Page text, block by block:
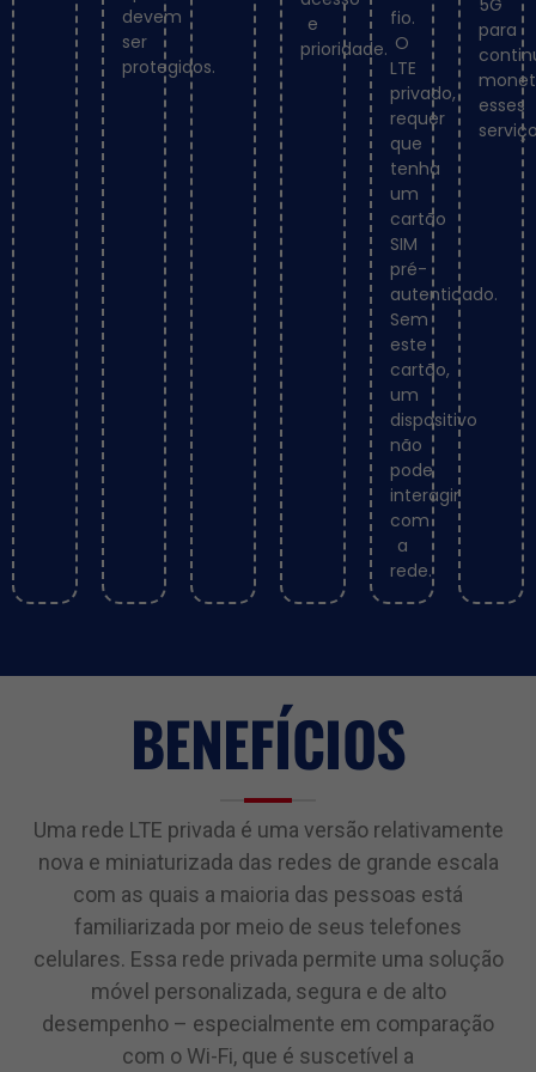
devem
ser
protegidos.
e
prioridade.
fio.
O
LTE
privado,
requer
que
tenha
um
cartão
SIM
pré-
autenticado.
Sem
este
cartão,
um
dispositivo
não
pode
interagir
com
a
rede.
5G
para
esses
BENEFÍCIOS
Uma rede LTE privada é uma versão relativamente
nova e miniaturizada das redes de grande escala
com as quais a maioria das pessoas está
familiarizada por meio de seus telefones
celulares. Essa rede privada permite uma solução
móvel personalizada, segura e de alto
desempenho – especialmente em comparação
com o Wi-Fi, que é suscetível a